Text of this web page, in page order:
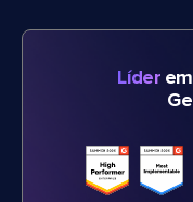
Líderem